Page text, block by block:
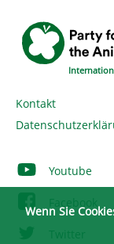
Kontakt
Youtube
Facebook
Twitter
Wenn Sie